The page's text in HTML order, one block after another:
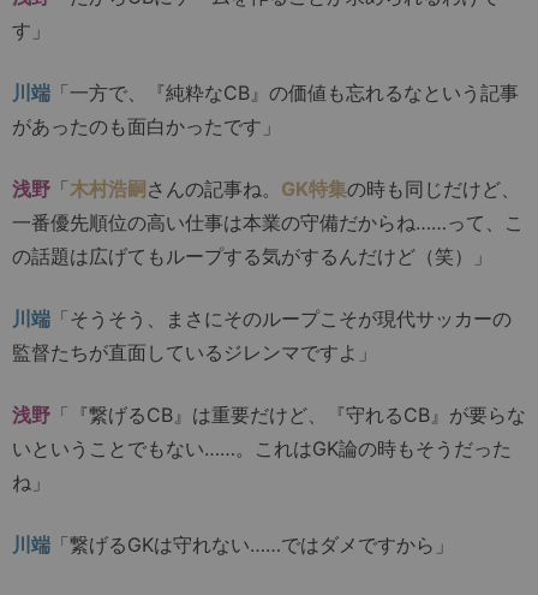
す」
川端 「一方で、『純粋なCB』の価値も忘れるなという記事
があったのも面白かったです」
浅野 「木村浩嗣 さんの記事ね。 GK特集の時も同じだけど、
一番優先順位の高い仕事は本業の守備だからね……って、こ
の話題は広げてもループする気がするんだけど（笑）」
川端 「そうそう、まさにそのループこそが現代サッカーの
監督たちが直面しているジレンマですよ」
浅野 「『繋げるCB』は重要だけど、『守れるCB』が要らな
いということでもない……。これはGK論の時もそうだった
ね」
川端 「繋げるGKは守れない……ではダメですから」